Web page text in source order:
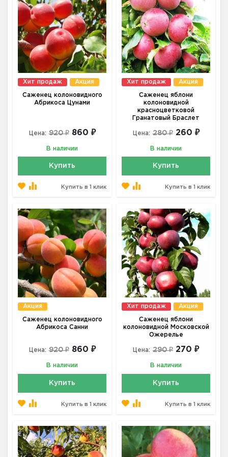
Хит продаж Акция
Саженец колоновидного
Абрикоса Цунами
Цена: 920 ₽ 860 ₽
В наличии
Купить
Купить в 1 клик
Хит продаж Акция
Саженец яблони
колоновидной
красноцветковой
Гранатовый Браслет
Цена: 280 ₽ 260 ₽
В наличии
Купить
Купить в 1 клик
Акция
Саженец колоновидного
Абрикоса Санни
Цена: 920 ₽ 860 ₽
В наличии
Купить
Купить в 1 клик
Хит продаж Акция
Саженец яблони
колоновидной Московской
Ожерелье
Цена: 290 ₽ 270 ₽
В наличии
Купить
Купить в 1 клик